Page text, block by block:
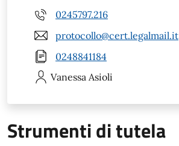
0245797.216
protocollo@cert.legalmail.it
0248841184
Vanessa Asioli
Strumenti di tutela